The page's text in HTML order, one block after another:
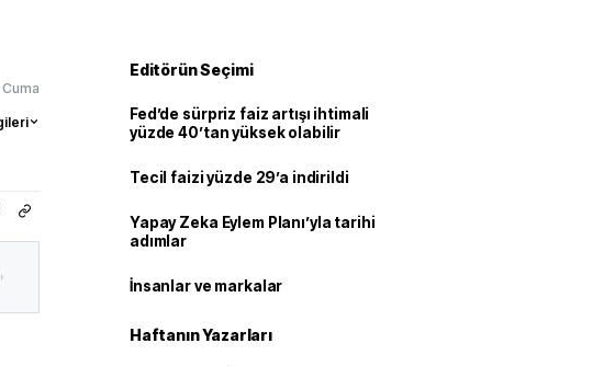
Editörün Seçimi
Fed’de sürpriz faiz artışı ihtimali
yüzde 40’tan yüksek olabilir
Tecil faizi yüzde 29’a indirildi
Yapay Zeka Eylem Planı’yla tarihi
adımlar
İnsanlar ve markalar
Haftanın Yazarları